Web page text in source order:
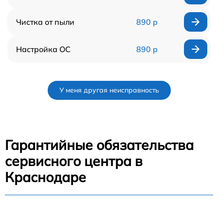
Чистка от пыли 890 р
Настройка ОС 890 р
У меня другая неисправность
Гарантийные обязательства
сервисного центра в
Краснодаре